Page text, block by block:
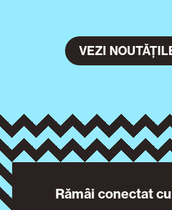
VEZI
Rămâi conectat